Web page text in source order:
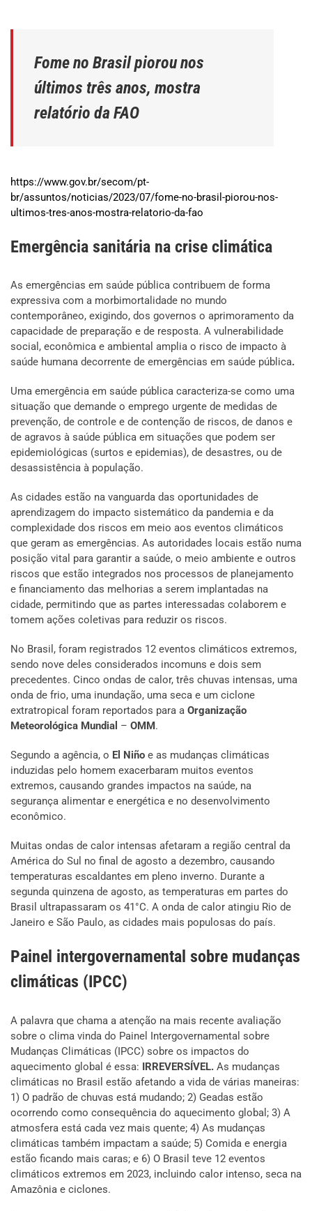
Fome no Brasil piorou nos
últimos três anos, mostra
relatório da FAO
https://www.gov.br/secom/pt-
br/assuntos/noticias/2023/07/fome-no-brasil-piorou-nos-
ultimos-tres-anos-mostra-relatorio-da-fao
Emergência sanitária na crise climática
As emergências em saúde pública contribuem de forma
expressiva com a morbimortalidade no mundo
contemporâneo, exigindo, dos governos o aprimoramento da
capacidade de preparação e de resposta. A vulnerabilidade
social, econômica e ambiental amplia o risco de impacto à
saúde humana decorrente de emergências em saúde pública.
Uma emergência em saúde pública caracteriza-se como uma
situação que demande o emprego urgente de medidas de
prevenção, de controle e de contenção de riscos, de danos e
de agravos à saúde pública em situações que podem ser
epidemiológicas (surtos e epidemias), de desastres, ou de
desassistência à população.
As cidades estão na vanguarda das oportunidades de
aprendizagem do impacto sistemático da pandemia e da
complexidade dos riscos em meio aos eventos climáticos
que geram as emergências. As autoridades locais estão numa
posição vital para garantir a saúde, o meio ambiente e outros
riscos que estão integrados nos processos de planejamento
e financiamento das melhorias a serem implantadas na
cidade, permitindo que as partes interessadas colaborem e
tomem ações coletivas para reduzir os riscos.
No Brasil, foram registrados 12 eventos climáticos extremos,
sendo nove deles considerados incomuns e dois sem
precedentes. Cinco ondas de calor, três chuvas intensas, uma
onda de frio, uma inundação, uma seca e um ciclone
extratropical foram reportados para a Organização
Meteorológica Mundial – OMM.
Segundo a agência, o El Niño e as mudanças climáticas
induzidas pelo homem exacerbaram muitos eventos
extremos, causando grandes impactos na saúde, na
segurança alimentar e energética e no desenvolvimento
econômico.
Muitas ondas de calor intensas afetaram a região central da
América do Sul no final de agosto a dezembro, causando
temperaturas escaldantes em pleno inverno. Durante a
segunda quinzena de agosto, as temperaturas em partes do
Brasil ultrapassaram os 41°C. A onda de calor atingiu Rio de
Janeiro e São Paulo, as cidades mais populosas do país.
Painel intergovernamental sobre mudanças
climáticas (IPCC)
A palavra que chama a atenção na mais recente avaliação
sobre o clima vinda do Painel Intergovernamental sobre
Mudanças Climáticas (IPCC) sobre os impactos do
aquecimento global é essa: IRREVERSÍVEL. As mudanças
climáticas no Brasil estão afetando a vida de várias maneiras:
1) O padrão de chuvas está mudando; 2) Geadas estão
ocorrendo como consequência do aquecimento global; 3) A
atmosfera está cada vez mais quente; 4) As mudanças
climáticas também impactam a saúde; 5) Comida e energia
estão ficando mais caras; e 6) O Brasil teve 12 eventos
climáticos extremos em 2023, incluindo calor intenso, seca na
Amazônia e ciclones.